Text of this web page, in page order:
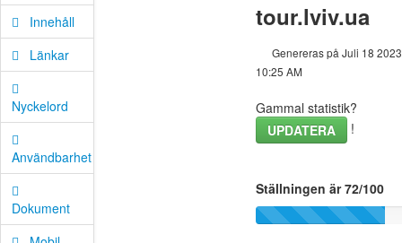
Innehåll
Länkar
Nyckelord
Användbarhet
Dokument
tour.lviv.ua
Genereras på Juli 18 2023
10:25 AM
Gammal statistik?
UPDATERA
!
Ställningen är 72/100